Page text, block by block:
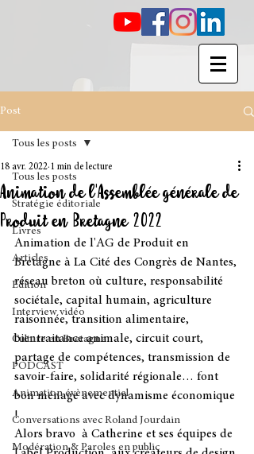
Post
Tous les posts
Stratégie éditoriale
Livres
Articles
Édition
Interview vidéo
Culture en Bretagne
PODCAST
Animation évènementiel
Conversations avec Roland Jourdain
Modération & Paroles en public
Tous les posts
Animation de l'Assemblée générale de
Produit en Bretagne 2022
18 avr. 2022 1 min de lecture
Animation de l'AG de Produit en
Bretagne à La Cité des Congrès de Nantes,
réseau breton où culture, responsabilité
sociétale, capital humain, agriculture
raisonnée, transition alimentaire,
bientraitance animale, circuit court,
partage de compétences, transmission de
savoir-faire, solidarité régionale… font
bon ménage avec dynamisme économique
!
Alors bravo  à Catherine et ses équipes de